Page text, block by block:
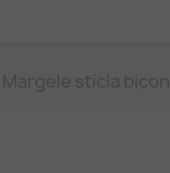
Margele sticla